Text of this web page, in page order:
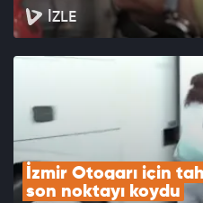
İZLE
İzmir Otogarı için
son noktayı koydu